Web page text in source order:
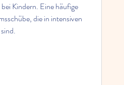
Kindern. Eine häufige
die in intensiven